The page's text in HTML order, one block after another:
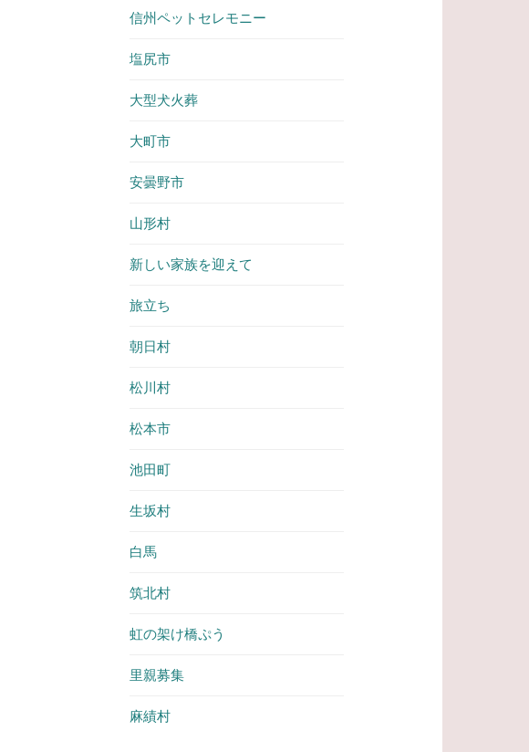
信州ペットセレモニー
塩尻市
大型犬火葬
大町市
安曇野市
山形村
新しい家族を迎えて
旅立ち
朝日村
松川村
松本市
池田町
生坂村
白馬
筑北村
虹の架け橋ぷう
里親募集
麻績村